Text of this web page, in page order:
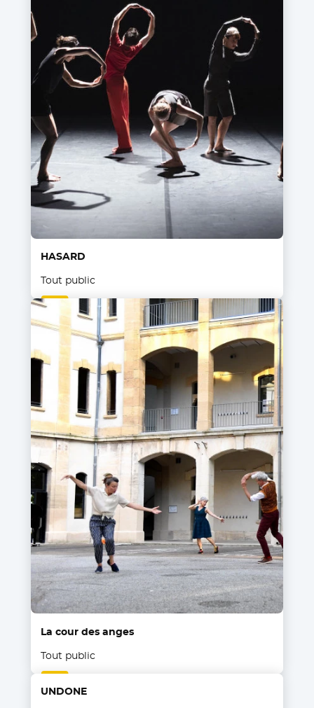
HASARD
Tout public
La cour des anges
Tout public
UNDONE